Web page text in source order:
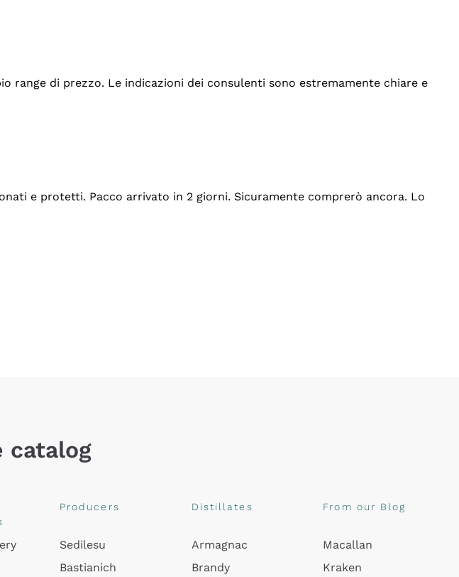
di prezzo. Le indicazioni dei consulenti sono estremamente chiare e
e protetti. Pacco arrivato in 2 giorni. Sicuramente comprerò ancora. Lo
catalog
Producers
Sedilesu
Bastianich
Distillates
Armagnac
Brandy
From our Blog
Macallan
Kraken